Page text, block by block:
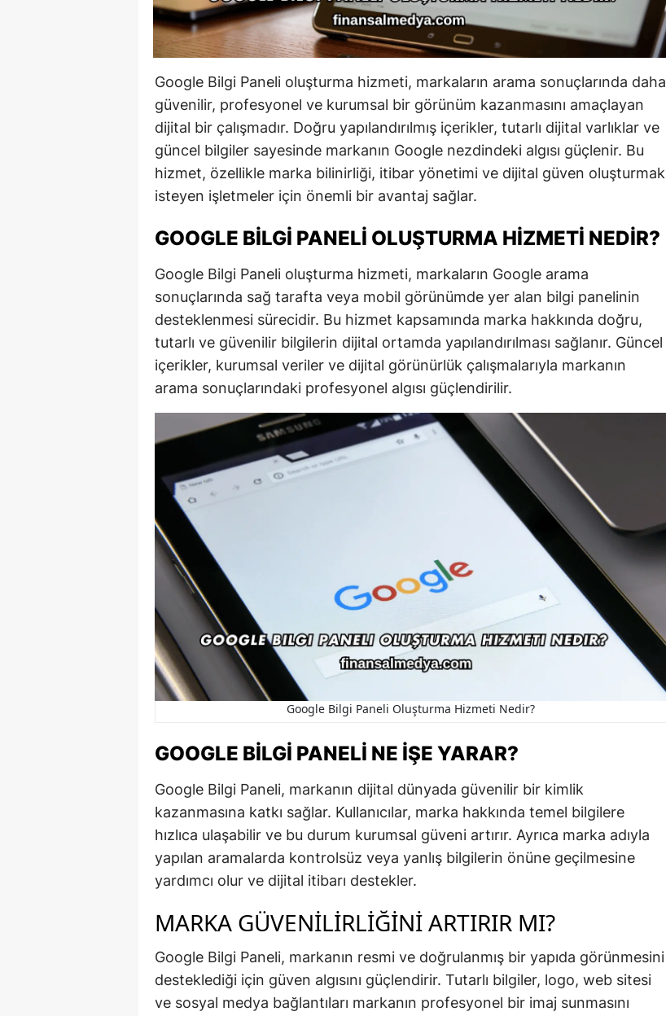
Google Bilgi Paneli oluşturma hizmeti, markaların arama sonuçlarında daha
güvenilir, profesyonel ve kurumsal bir görünüm kazanmasını amaçlayan
dijital bir çalışmadır. Doğru yapılandırılmış içerikler, tutarlı dijital varlıklar ve
güncel bilgiler sayesinde markanın Google nezdindeki algısı güçlenir. Bu
hizmet, özellikle marka bilinirliği, itibar yönetimi ve dijital güven oluşturmak
isteyen işletmeler için önemli bir avantaj sağlar.
GOOGLE BILGI PANELI OLUŞTURMA HIZMETI NEDIR?
Google Bilgi Paneli oluşturma hizmeti, markaların Google arama
sonuçlarında sağ tarafta veya mobil görünümde yer alan bilgi panelinin
desteklenmesi sürecidir. Bu hizmet kapsamında marka hakkında doğru,
tutarlı ve güvenilir bilgilerin dijital ortamda yapılandırılması sağlanır. Güncel
içerikler, kurumsal veriler ve dijital görünürlük çalışmalarıyla markanın
arama sonuçlarındaki profesyonel algısı güçlendirilir.
Google Bilgi Paneli Oluşturma Hizmeti Nedir?
GOOGLE BILGI PANELI NE İŞE YARAR?
Google Bilgi Paneli, markanın dijital dünyada güvenilir bir kimlik
kazanmasına katkı sağlar. Kullanıcılar, marka hakkında temel bilgilere
hızlıca ulaşabilir ve bu durum kurumsal güveni artırır. Ayrıca marka adıyla
yapılan aramalarda kontrolsüz veya yanlış bilgilerin önüne geçilmesine
yardımcı olur ve dijital itibarı destekler.
MARKA GÜVENILIRLIĞINI ARTIRIR MI?
Google Bilgi Paneli, markanın resmi ve doğrulanmış bir yapıda görünmesini
desteklediği için güven algısını güçlendirir. Tutarlı bilgiler, logo, web sitesi
ve sosyal medya bağlantıları markanın profesyonel bir imaj sunmasını